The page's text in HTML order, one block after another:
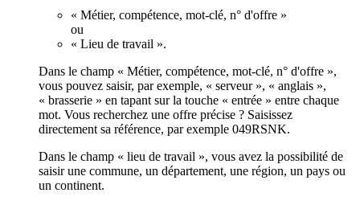
« Métier, compétence, mot-clé, n° d'offre »
ou
« Lieu de travail ».
Dans le champ « Métier, compétence, mot-clé, n° d'offre »,
vous pouvez saisir, par exemple, « serveur », « anglais »,
« brasserie » en tapant sur la touche « entrée » entre chaque
mot. Vous recherchez une offre précise ? Saisissez
directement sa référence, par exemple 049RSNK.
Dans le champ « lieu de travail », vous avez la possibilité de
saisir une commune, un département, une région, un pays ou
un continent.